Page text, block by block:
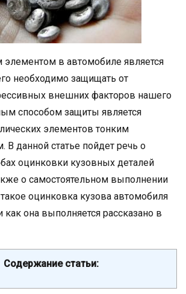
в автомобиле является
необходимо защищать от
внешних факторов нашего
способом защиты является
элементов тонким
данной статье пойдет речь о
оцинковки кузовных деталей
о самостоятельном выполнении
оцинковка кузова автомобиля
она выполняется рассказано в
Содержание статьи: